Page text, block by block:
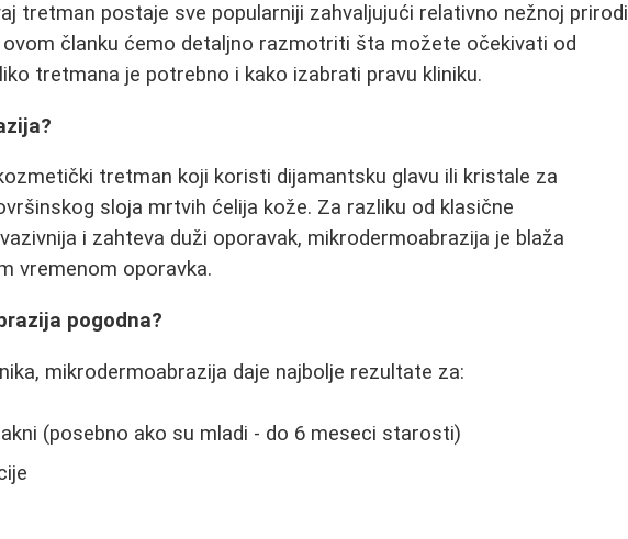
tretman postaje sve popularniji zahvaljujući relativno nežnoj prirodi
članku ćemo detaljno razmotriti šta možete očekivati od
tretmana je potrebno i kako izabrati pravu kliniku.
tretman koji koristi dijamantsku glavu ili kristale za
sloja mrtvih ćelija kože. Za razliku od klasične
i zahteva duži oporavak, mikrodermoabrazija je blaža
vremenom oporavka.
pogodna?
mikrodermoabrazija daje najbolje rezultate za:
(posebno ako su mladi - do 6 meseci starosti)